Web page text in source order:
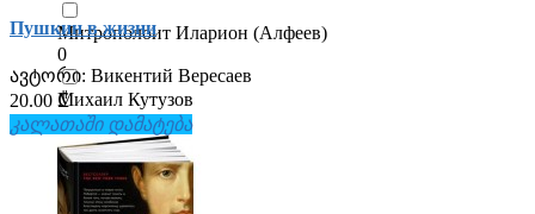
Митрополоит Иларион (Алфеев)
0
Михаил Кутузов
0
Надежда Тэффи
0
Пушкин в жизни
ავტორი: Викентий Вересаев
20.00 ₾
კალათაში დამატება